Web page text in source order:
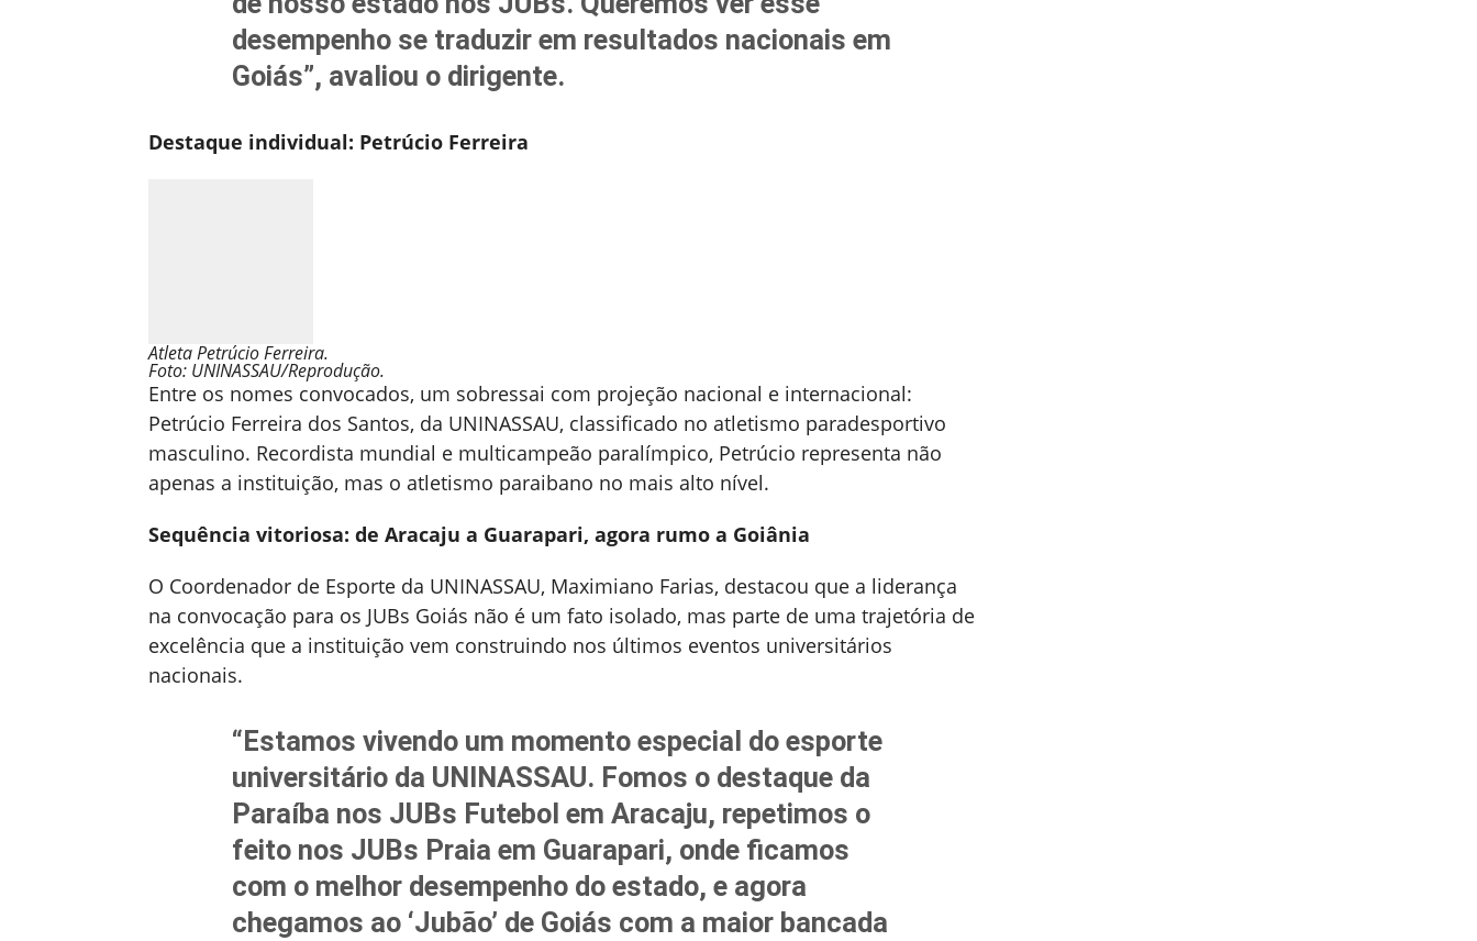
desempenho se traduzir em resultados nacionais em
Goiás”, avaliou o dirigente.
Destaque individual: Petrúcio Ferreira
Atleta Petrúcio Ferreira.
Foto: UNINASSAU/Reprodução.
Entre os nomes convocados, um sobressai com projeção nacional e internacional:
Petrúcio Ferreira dos Santos, da UNINASSAU, classificado no atletismo paradesportivo
masculino. Recordista mundial e multicampeão paralímpico, Petrúcio representa não
apenas a instituição, mas o atletismo paraibano no mais alto nível.
Sequência vitoriosa: de Aracaju a Guarapari, agora rumo a Goiânia
O Coordenador de Esporte da UNINASSAU, Maximiano Farias, destacou que a liderança
na convocação para os JUBs Goiás não é um fato isolado, mas parte de uma trajetória de
excelência que a instituição vem construindo nos últimos eventos universitários
nacionais.
“Estamos vivendo um momento especial do esporte
universitário da UNINASSAU. Fomos o destaque da
Paraíba nos JUBs Futebol em Aracaju, repetimos o
feito nos JUBs Praia em Guarapari, onde ficamos
com o melhor desempenho do estado, e agora
chegamos ao ‘Jubão’ de Goiás com a maior bancada